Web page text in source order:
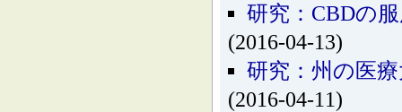
研究：CBDの
(2016-04-13)
研究：州の医
(2016-04-11)